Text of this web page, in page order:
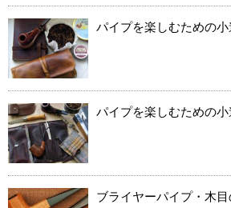
パイプを楽しむための
パイプを楽しむための
ブライヤーパイプ・木